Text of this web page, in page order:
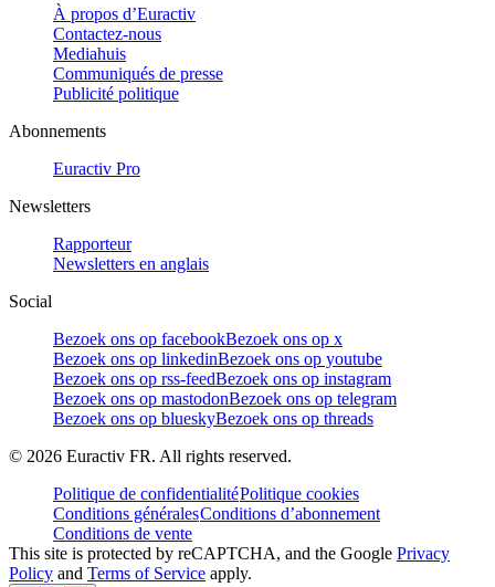
À propos d’Euractiv
Contactez-nous
Mediahuis
Communiqués de presse
Publicité politique
Abonnements
Euractiv Pro
Newsletters
Rapporteur
Newsletters en anglais
Social
Bezoek ons op facebookBezoek ons op x
Bezoek ons op linkedinBezoek ons op youtube
Bezoek ons op rss-feedBezoek ons op instagram
Bezoek ons op mastodonBezoek ons op telegram
Bezoek ons op blueskyBezoek ons op threads
© 2026 Euractiv FR. All rights reserved.
Politique de confidentialitéPolitique cookies
Conditions généralesConditions d’abonnement
Conditions de vente
This site is protected by reCAPTCHA, and the Google Privacy
Policy and Terms of Service apply.